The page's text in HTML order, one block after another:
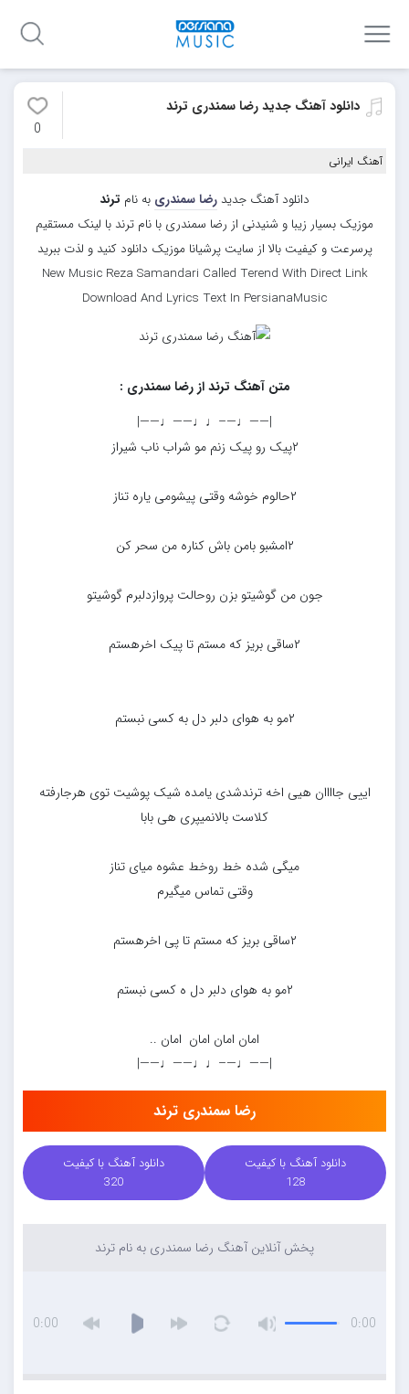
دانلود آهنگ جدید رضا سمندری ترند
0
آهنگ ایرانی
دانلود آهنگ جدید رضا سمندری به نام ترند
موزیک بسیار زیبا و شنیدنی از رضا سمندری با نام ترند با لینک مستقیم
پرسرعت و کیفیت بالا از سایت پرشیانا موزیک دانلود کنید و لذت ببرید
New Music Reza Samandari Called Terend With Direct Link
Download And Lyrics Text In PersianaMusic
متن آهنگ ترند از رضا سمندری :
|——♩—–♩♩——♩——|
۲پیک رو پیک زنم مو شراب ناب شیراز
۲حالوم خوشه وقتی پیشومی یاره تناز
۲امشبو بامن باش کناره من سحر کن
جون من گوشیتو بزن روحالت پروازدلبرم گوشیتو
۲ساقی بریز که مستم تا پیک اخرهستم
۲مو به هوای دلبر دل به کسی نبستم
اییی جاااان هیی اخه ترندشدی یامده شیک پوشیت توی هرجارفته
کلاست بالانمیپری هی بابا
میگی شده خط روخط عشوه میای تناز
وقتی تماس میگیرم
۲ساقی بریز که مستم تا پی اخرهستم
۲مو به هوای دلبر دل ه کسی نبستم
امان امان امان امان ..
|——♩—–♩♩——♩——|
رضا سمندری ترند
دانلود آهنگ با کیفیت
128
دانلود آهنگ با کیفیت
320
پخش آنلاین آهنگ رضا سمندری به نام ترند
0:00
0:00